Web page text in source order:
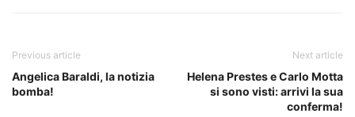
Previous article
Angelica Baraldi, la notizia
bomba!
Next article
Helena Prestes e Carlo Motta
si sono visti: arrivi la sua
conferma!